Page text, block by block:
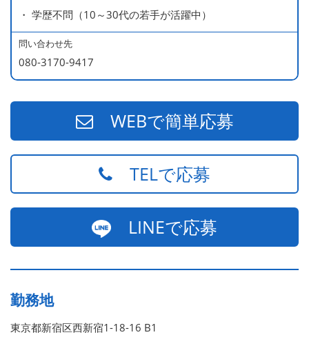
・ 学歴不問（10～30代の若手が活躍中）
問い合わせ先
080-3170-9417
WEBで簡単応募
TELで応募
LINEで応募
勤務地
東京都新宿区西新宿1-18-16 B1